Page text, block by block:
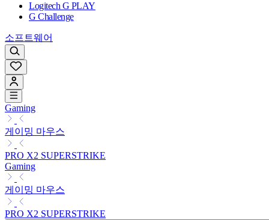
Logitech G PLAY
G Challenge
소프트웨어
Gaming
게이밍 마우스
PRO X2 SUPERSTRIKE
Gaming
게이밍 마우스
PRO X2 SUPERSTRIKE